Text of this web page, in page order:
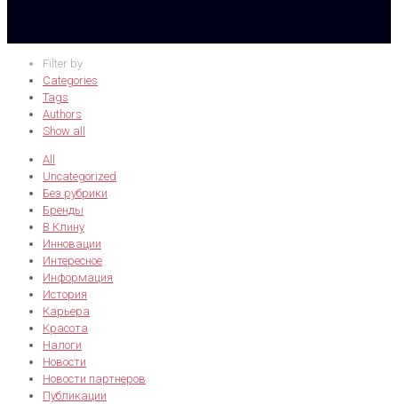
Filter by
Categories
Tags
Authors
Show all
All
Uncategorized
Без рубрики
Бренды
В Клину
Инновации
Интересное
Информация
История
Карьера
Красота
Налоги
Новости
Новости партнеров
Публикации